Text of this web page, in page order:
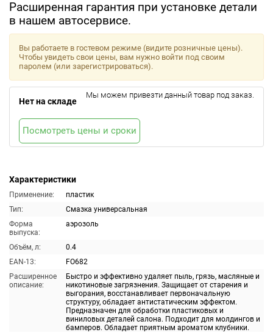
Расширенная гарантия при установке детали
в нашем автосервисе.
Характеристики
Применение:
пластик
Тип:
Смазка универсальная
Форма
выпуска:
аэрозоль
Объём, л:
0.4
EAN-13:
FO682
Расширенное
описание:
Быстро и эффективно удаляет пыль, грязь, масляные и
никотиновые загрязнения. Защищает от старения и
выгорания, восстанавливает первоначальную
структуру, обладает антистатическим эффектом.
Предназначен для обработки пластиковых и
виниловых деталей салона. Подходит для молдингов и
бамперов. Обладает приятным ароматом клубники.
Вы работаете в гостевом режиме (видите розничные цены).
Чтобы увидеть свои цены, вам нужно войти под своим
паролем (или зарегистрироваться).
Нет на складе
Мы можем привезти данный товар под заказ.
Посмотреть цены и сроки